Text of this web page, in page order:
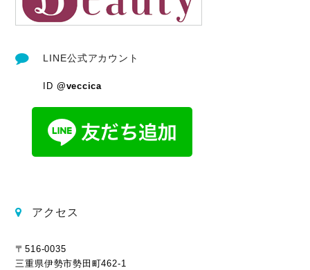
LINE公式アカウント
ID @veccica
アクセス
〒516-0035
三重県伊勢市勢田町462-1